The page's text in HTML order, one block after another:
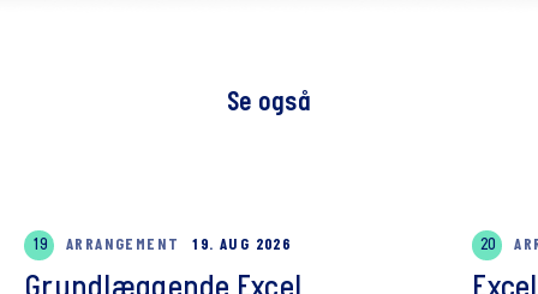
Se også
19 ARRANGEMENT 19. AUG 2026 20